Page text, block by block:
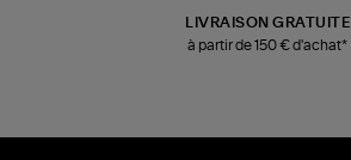
LIVRAISON GRATUITE
à partir de 150 € d'achat*